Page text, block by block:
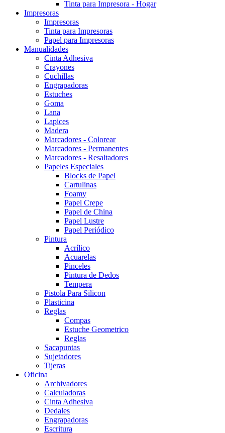
Tinta para Impresora - Hogar
Impresoras
Impresoras
Tinta para Impresoras
Papel para Impresoras
Manualidades
Cinta Adhesiva
Crayones
Cuchillas
Engrapadoras
Estuches
Goma
Lana
Lapices
Madera
Marcadores - Colorear
Marcadores - Permanentes
Marcadores - Resaltadores
Papeles Especiales
Blocks de Papel
Cartulinas
Foamy
Papel Crepe
Papel de China
Papel Lustre
Papel Periódico
Pintura
Acrílico
Acuarelas
Pinceles
Pintura de Dedos
Tempera
Pistola Para Silicon
Plasticina
Reglas
Compas
Estuche Geometrico
Reglas
Sacapuntas
Sujetadores
Tijeras
Oficina
Archivadores
Calculadoras
Cinta Adhesiva
Dedales
Engrapadoras
Escritura